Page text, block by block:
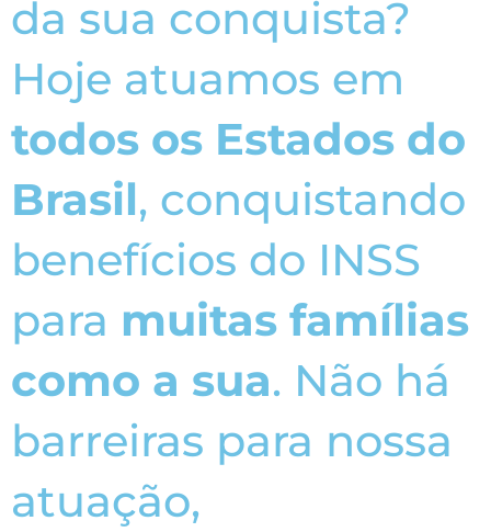
da sua conquista?
Hoje atuamos em
todos os Estados do
Brasil, conquistando
benefícios do INSS
para muitas famílias
como a sua. Não há
barreiras para nossa
atuação,